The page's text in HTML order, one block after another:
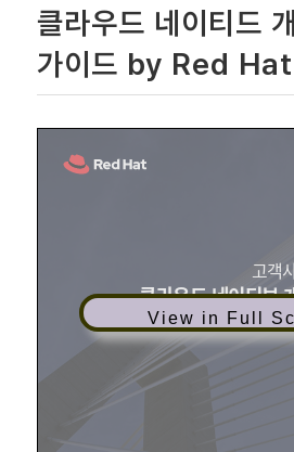
클라우드 네이티드
가이드 by Red Hat
View in Full